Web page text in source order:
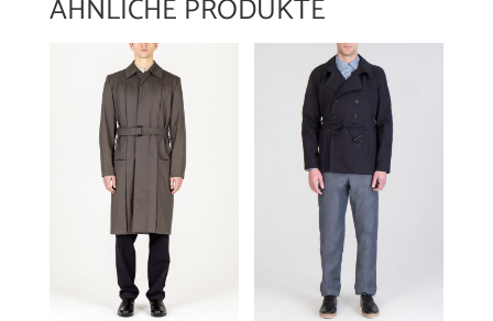
ÄHNLICHE PRODUKTE